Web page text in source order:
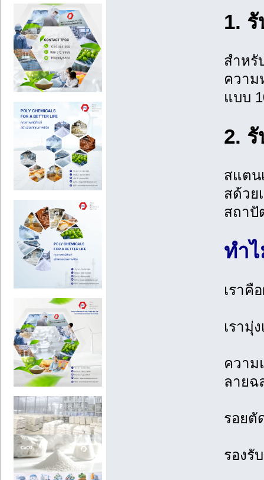
1.
สำหรั
ความ
แบบ
2.
สแตน
สด้วย
สถาปั
ทำ
เราคื
เรามุ่
ความ
ลายฉ
รอยตั
รองรั